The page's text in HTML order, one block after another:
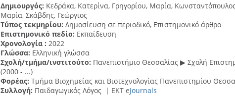
Δημιουργός: Κεδράκα, Κατερίνα, Γρηγορίου, Mαρία,
Μαρία, Σκάβδης, Γεώργιος
Τύπος τεκμηρίου: Δημοσίευση σε περιοδικό, Επιστημονικό άρθρο
Επιστημονικό πεδίο: Εκπαίδευση
Χρονολογία : 2022
Γλώσσα: Ελληνική γλώσσα
Σχολή/τμήμα/ινστιτούτο: Πανεπιστήμιο Θεσσαλίας ▶ Σχολή
(2000 - ...)
Φορέας: Τμήμα Βιοχημείας και Βιοτεχνολογίας Πανεπιστημίου
Συλλογή: Παιδαγωγικός Λόγος | ΕΚΤ eJournals